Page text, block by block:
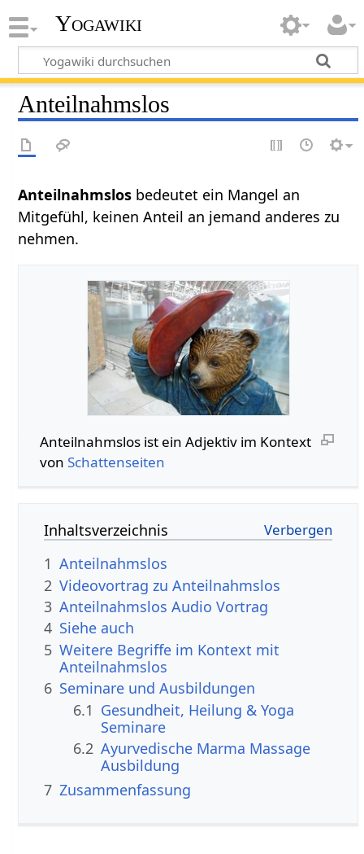
Yogawiki
Anteilnahmslos
bedeutet ein Mangel an
Mitgefühl, keinen Anteil an jemand anderes zu
nehmen.
Anteilnahmslos‏‎ ist ein Adjektiv im Kontext
von Schattenseiten
Inhaltsverzeichnis
1 Anteilnahmslos
2
3
Anteilnahmslos‏‎ Audio Vortrag
4 Siehe auch
5 Weitere Begriffe im Kontext mit
6 Seminare und Ausbildungen
6.1 Gesundheit, Heilung & Yoga
Seminare
6.2 Ayurvedische Marma Massage
Ausbildung
7 Zusammenfassung